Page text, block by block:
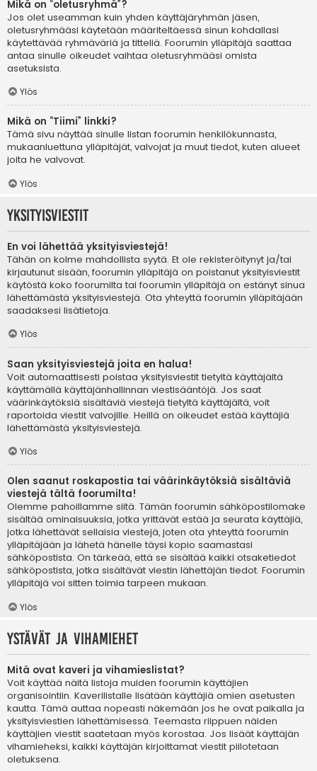
Mikä on “oletusryhmä”?
Jos olet useamman kuin yhden käyttäjäryhmän jäsen,
oletusryhmääsi käytetään määriteltäessä sinun kohdallasi
käytettävää ryhmäväriä ja titteliä. Foorumin ylläpitäjä saattaa
antaa sinulle oikeudet vaihtaa oletusryhmääsi omista
asetuksista.
Ylös
Mikä on “Tiimi” linkki?
Tämä sivu näyttää sinulle listan foorumin henkilökunnasta,
mukaanluettuna ylläpitäjät, valvojat ja muut tiedot, kuten alueet
joita he valvovat.
Ylös
Yksityisviestit
En voi lähettää yksityisviestejä!
Tähän on kolme mahdollista syytä. Et ole rekisteröitynyt ja/tai
kirjautunut sisään, foorumin ylläpitäjä on poistanut yksityisviestit
käytöstä koko foorumilta tai foorumin ylläpitäjä on estänyt sinua
lähettämästä yksityisviestejä. Ota yhteyttä foorumin ylläpitäjään
saadaksesi lisätietoja.
Ylös
Saan yksityisviestejä joita en halua!
Voit automaattisesti poistaa yksityisviestit tietyltä käyttäjältä
käyttämällä käyttäjänhallinnan viestisääntöjä. Jos saat
väärinkäytöksiä sisältäviä viestejä tietyltä käyttäjältä, voit
raportoida viestit valvojille. Heillä on oikeudet estää käyttäjiä
lähettämästä yksityisviestejä.
Ylös
Olen saanut roskapostia tai väärinkäytöksiä sisältäviä
viestejä tältä foorumilta!
Olemme pahoillamme siitä. Tämän foorumin sähköpostilomake
sisältää ominaisuuksia, jotka yrittävät estää ja seurata käyttäjiä,
jotka lähettävät sellaisia viestejä, joten ota yhteyttä foorumin
ylläpitäjään ja lähetä hänelle täysi kopio saamastasi
sähköpostista. On tärkeää, että se sisältää kaikki otsaketiedot
sähköpostista, jotka sisältävät viestin lähettäjän tiedot. Foorumin
ylläpitäjä voi sitten toimia tarpeen mukaan.
Ylös
Ystävät ja vihamiehet
Mitä ovat kaveri ja vihamieslistat?
Voit käyttää näitä listoja muiden foorumin käyttäjien
organisointiin. Kaverilistalle lisätään käyttäjiä omien asetusten
kautta. Tämä auttaa nopeasti näkemään jos he ovat paikalla ja
yksityisviestien lähettämisessä. Teemasta riippuen näiden
käyttäjien viestit saatetaan myös korostaa. Jos lisäät käyttäjän
vihamieheksi, kaikki käyttäjän kirjoittamat viestit piilotetaan
oletuksena.